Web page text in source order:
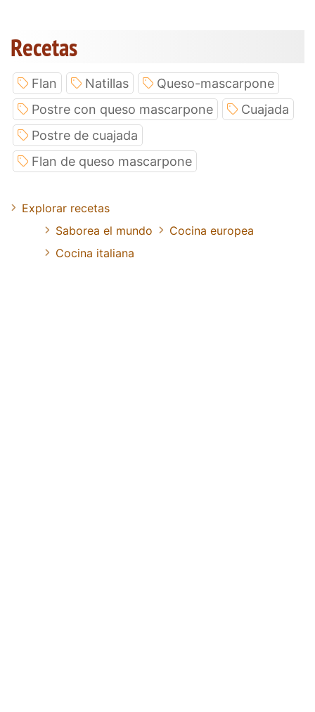
Recetas
Flan Natillas
Queso-mascarpone
Postre con queso mascarpone
Cuajada
Postre de cuajada
Flan de queso mascarpone
Explorar recetas
Saborea el mundo
Cocina europea
Cocina italiana